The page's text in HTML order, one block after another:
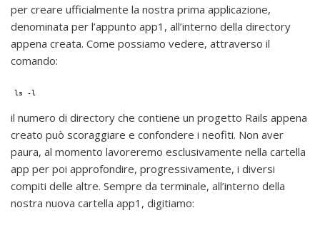
per creare ufficialmente la nostra prima applicazione,
denominata per l’appunto app1, all’interno della directory
appena creata. Come possiamo vedere, attraverso il
comando:
ls -l
il numero di directory che contiene un progetto Rails appena
creato può scoraggiare e confondere i neofiti. Non aver
paura, al momento lavoreremo esclusivamente nella cartella
app per poi approfondire, progressivamente, i diversi
compiti delle altre. Sempre da terminale, all’interno della
nostra nuova cartella app1, digitiamo: